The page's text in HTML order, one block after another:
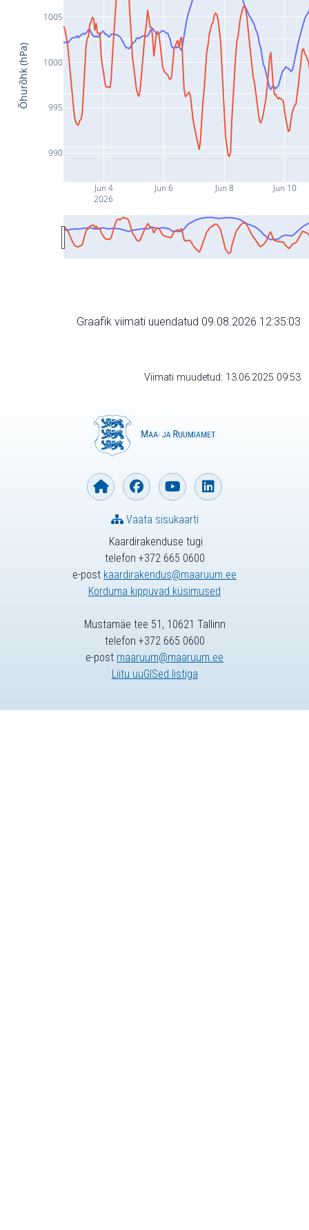
Jun 4
2026
Jun 6 Jun 8 Jun 10
990
995
1000
1005
Õhurõhk (hPa)
Graafik viimati uuendatud 09.08.2026 12:35:03
Viimati muudetud: 13.06.2025 09:53
Kaardirakenduse tugi
telefon +372 665 0600
e-post kaardirakendus@maaruum.ee
Korduma kippuvad küsimused
Vaata sisukaarti
Mustamäe tee 51, 10621 Tallinn
telefon +372 665 0600
e-post maaruum@maaruum.ee
Liitu uuGISed listiga